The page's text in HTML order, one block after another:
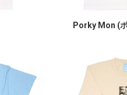
Porky Mon (